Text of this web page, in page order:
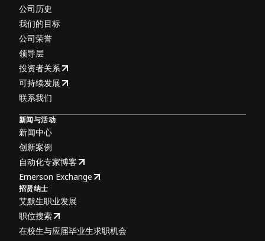
公司历史
我们的目标
公司荣誉
领导层
投资者关系
可持续发展
联系我们
新闻与活动
新闻中心
创新案例
自动化专家博客
Emerson Exchange
招贤纳士
艾默生职业发展
职位搜索
在校生与应届毕业生求职机会